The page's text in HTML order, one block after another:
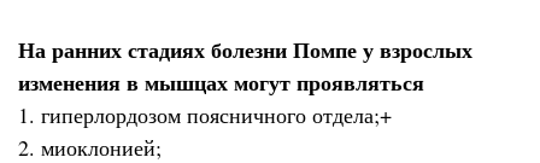
На ранних стадиях болезни Помпе у взрослых
изменения в мышцах могут проявляться
1. гиперлордозом поясничного отдела;+
2. миоклонией;